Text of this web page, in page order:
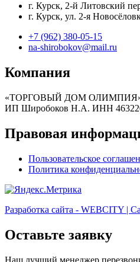
г. Курск, 2-й Литовский
г. Курск, ул. 2-я
+7 (962) 380-05-15
na-shirobokov@mail.ru
Компания
«ТОРГОВЫЙ ДОМ
ИП Широбоков Н.А. ИНН
Правовая
Пользовательское
Политика
Разработка сайта - WEBCITY |
Оставьте заявку
Наш лучший менеджер